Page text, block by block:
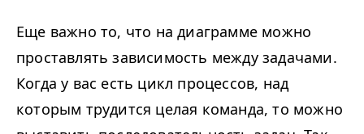
Еще важно то, что на диаграмме можно
проставлять зависимость между задачами.
Когда у вас есть цикл процессов, над
которым трудится целая команда, то можно